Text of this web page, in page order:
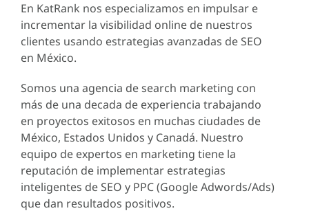
En KatRank nos especializamos en impulsar e
incrementar la visibilidad online de nuestros
clientes usando estrategias avanzadas de SEO
en México.
Somos una agencia de search marketing con
más de una decada de experiencia trabajando
en proyectos exitosos en muchas ciudades de
México, Estados Unidos y Canadá. Nuestro
equipo de expertos en marketing tiene la
reputación de implementar estrategias
inteligentes de SEO y PPC (Google Adwords/Ads)
que dan resultados positivos.